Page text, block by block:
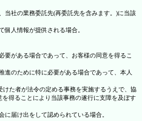
当社の業務委託先(再委託先を含みます。)に当該
個人情報が提供される場合。
要がある場合であって、お客様の同意を得るこ
進のために特に必要がある場合であって、本人
た者が法令の定める事務を実施するうえで、協
得ることにより当該事務の遂行に支障を及ぼす
届け出をして認められている場合。